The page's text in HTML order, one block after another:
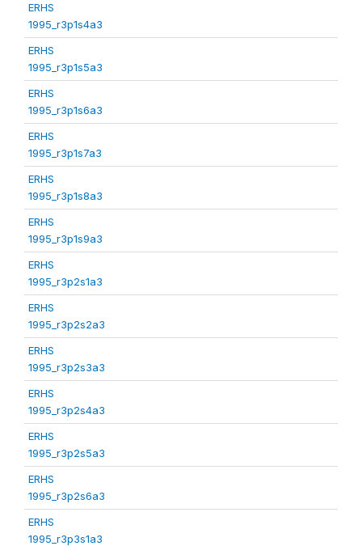
ERHS
1995_r3p1s4a3
ERHS
1995_r3p1s5a3
ERHS
1995_r3p1s6a3
ERHS
1995_r3p1s7a3
ERHS
1995_r3p1s8a3
ERHS
1995_r3p1s9a3
ERHS
1995_r3p2s1a3
ERHS
1995_r3p2s2a3
ERHS
1995_r3p2s3a3
ERHS
1995_r3p2s4a3
ERHS
1995_r3p2s5a3
ERHS
1995_r3p2s6a3
ERHS
1995_r3p3s1a3